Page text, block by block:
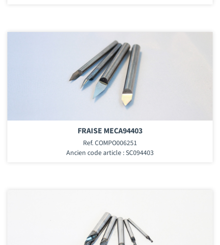
FRAISE MECA94403
Ref. COMPO006251
Ancien code article : SC094403